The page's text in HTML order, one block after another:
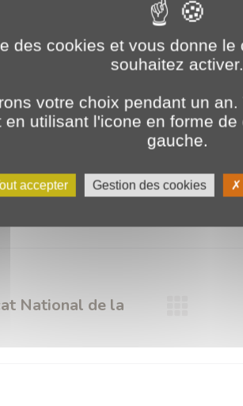
Évènements ,Non classé
Informatique Ecole Ecole CODA Ecole CODA
PLANET Bourgogne Visite Visite
National de la
des cookies et vous donne
souhaitez activer.
votre choix pendant un
en utilisant l'icone en forme
gauche.
accepter Gestion des cookies